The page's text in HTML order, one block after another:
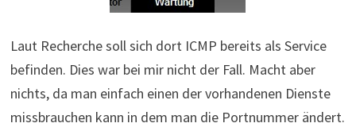
Laut Recherche soll sich dort ICMP bereits als Service
befinden. Dies war bei mir nicht der Fall. Macht aber
nichts, da man einfach einen der vorhandenen Dienste
missbrauchen kann in dem man die Portnummer ändert.